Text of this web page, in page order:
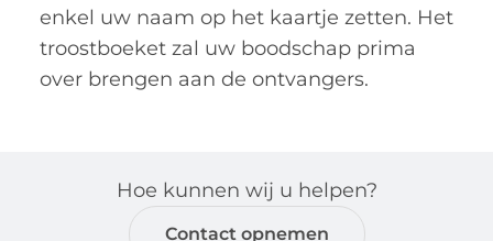
enkel uw naam op het kaartje zetten. Het
troostboeket zal uw boodschap prima
over brengen aan de ontvangers.
Hoe kunnen wij u helpen?
Contact opnemen